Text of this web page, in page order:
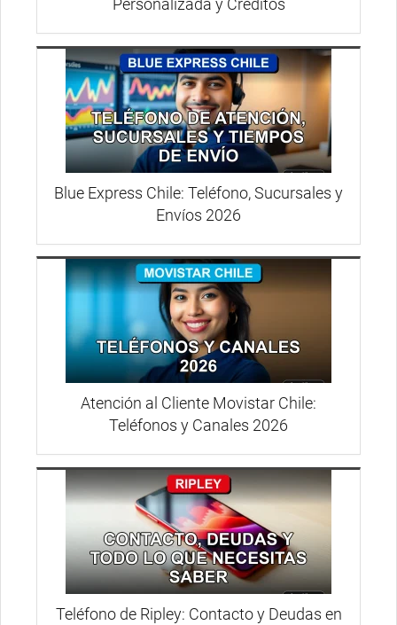
Personalizada y Créditos
Blue Express Chile: Teléfono, Sucursales y
Envíos 2026
Atención al Cliente Movistar Chile:
Teléfonos y Canales 2026
Teléfono de Ripley: Contacto y Deudas en